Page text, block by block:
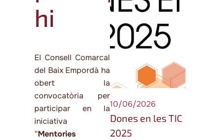
hi
El Consell Comarcal
del Baix Empordà ha
obert la
convocatòria per
participar en la
iniciativa
“Mentories
10/06/2026
Dones en les TIC
2025